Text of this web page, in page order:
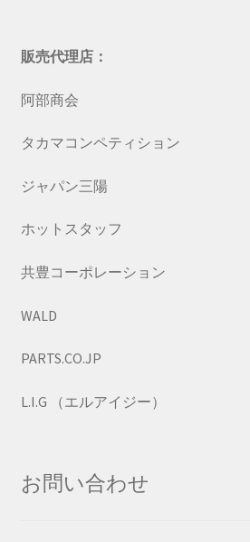
販売代理店：
阿部商会
タカマコンペティション
ジャパン三陽
ホットスタッフ
共豊コーポレーション
WALD
PARTS.CO.JP
L.I.G （エルアイジー）
お問い合わせ